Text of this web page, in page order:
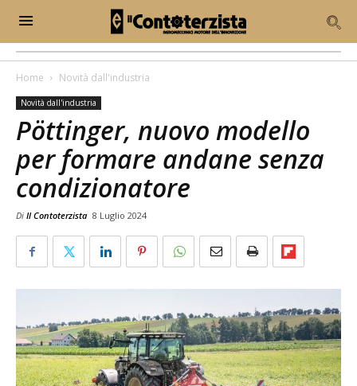
Home Novità dall'industria
Novità dall'industria
Pöttinger, nuovo modello
per formare andane senza
condizionatore
Di Il Contoterzista 8 Luglio 2024